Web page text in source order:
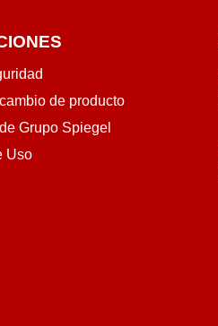
de producto
Grupo Spiegel
Uso